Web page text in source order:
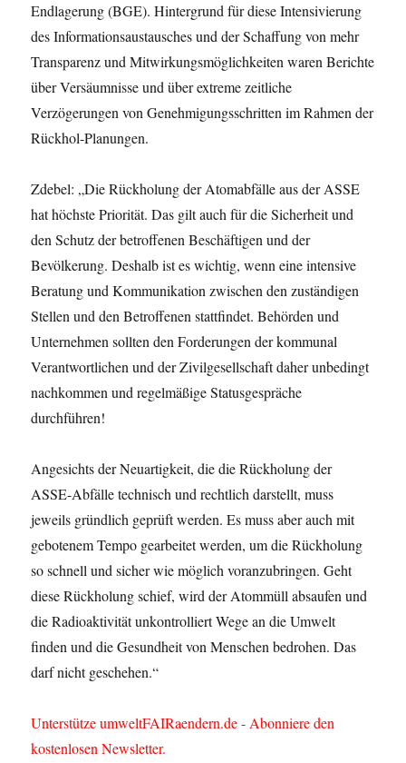
Endlagerung (BGE). Hintergrund für diese Intensivierung
des Informationsaustausches und der Schaffung von mehr
Transparenz und Mitwirkungsmöglichkeiten waren Berichte
über Versäumnisse und über extreme zeitliche
Verzögerungen von Genehmigungsschritten im Rahmen der
Rückhol-Planungen.
Zdebel: „Die Rückholung der Atomabfälle aus der ASSE
hat höchste Priorität. Das gilt auch für die Sicherheit und
den Schutz der betroffenen Beschäftigen und der
Bevölkerung. Deshalb ist es wichtig, wenn eine intensive
Beratung und Kommunikation zwischen den zuständigen
Stellen und den Betroffenen stattfindet. Behörden und
Unternehmen sollten den Forderungen der kommunal
Verantwortlichen und der Zivilgesellschaft daher unbedingt
nachkommen und regelmäßige Statusgespräche
durchführen!
Angesichts der Neuartigkeit, die die Rückholung der
ASSE-Abfälle technisch und rechtlich darstellt, muss
jeweils gründlich geprüft werden. Es muss aber auch mit
gebotenem Tempo gearbeitet werden, um die Rückholung
so schnell und sicher wie möglich voranzubringen. Geht
diese Rückholung schief, wird der Atommüll absaufen und
die Radioaktivität unkontrolliert Wege an die Umwelt
finden und die Gesundheit von Menschen bedrohen. Das
darf nicht geschehen.“
Unterstütze umweltFAIRaendern.de - Abonniere den
kostenlosen Newsletter.